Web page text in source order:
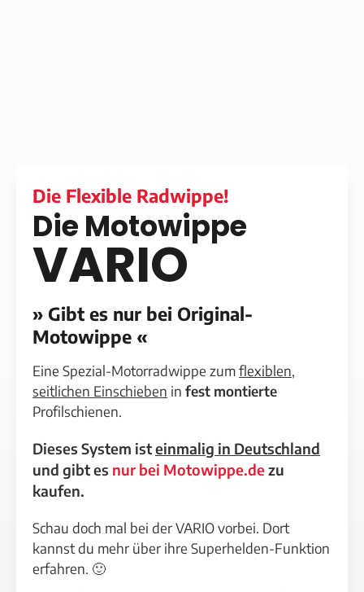
Die Flexible Radwippe!
Die Motowippe
VARIO
» Gibt es nur bei Original-
Motowippe «
Eine Spezial-Motorradwippe zumflexiblen,
seitlichen Einschieben in fest montierte
Profilschienen.
Dieses System isteinmalig in Deutschland
und gibt es nur bei Motowippe.dezu
kaufen.
Schau doch mal bei der VARIO vorbei. Dort
kannst du mehr über ihre Superhelden-Funktion
erfahren. 🙂